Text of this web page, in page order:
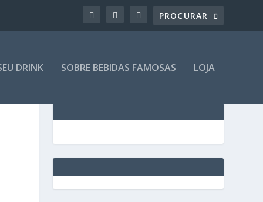
DRINK SOBRE BEBIDAS FAMOSAS LOJA